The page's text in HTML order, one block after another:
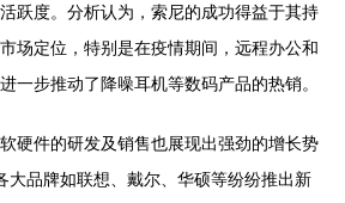
跃度。分析认为，索尼的成功得益于其持
场定位，特别是在疫情期间，远程办公和
一步推动了降噪耳机等数码产品的热销。
硬件的研发及销售也展现出强劲的增长势
大品牌如联想、戴尔、华硕等纷纷推出新